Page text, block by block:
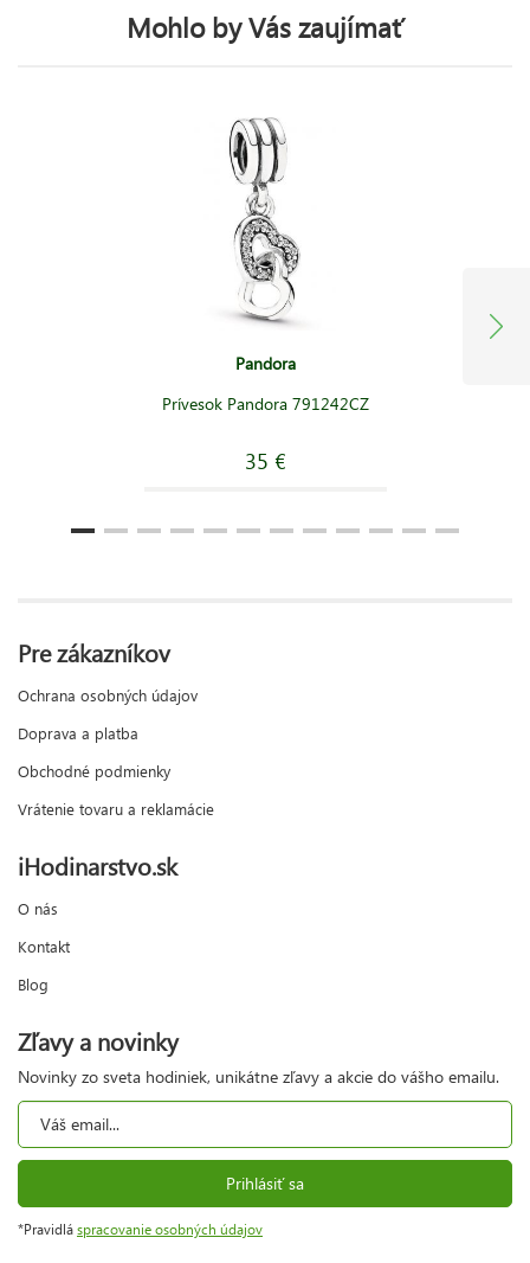
Mohlo by Vás zaujímať
Pandora
Prívesok Pandora 791242CZ
35 €
Pre zákazníkov
Ochrana osobných údajov
Doprava a platba
Obchodné podmienky
Vrátenie tovaru a reklamácie
iHodinarstvo.sk
O nás
Kontakt
Blog
Zľavy a novinky
Novinky zo sveta hodiniek, unikátne zľavy a akcie do vášho emailu.
Prihlásiť sa
*Pravidlá spracovanie osobných údajov